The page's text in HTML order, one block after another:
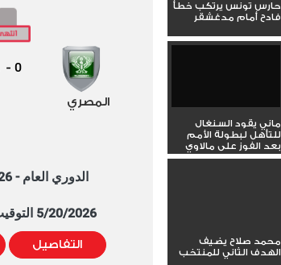
حارس تونس يرتكب خطأ
فادح أمام مدغشقر
ماني يقود السنغال
للتأهل لبطولة الأمم
بعد الفوز على مالاوي
محمد صلاح يضيف
الهدف الثاني للمنتخب
المصري
0
-
الدوري العام - 2025/2026
5/20/2026 التوقيت 8:00 PM
التفاصيل